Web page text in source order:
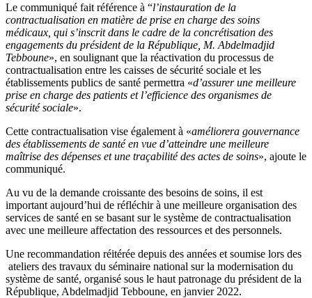
Le communiqué fait référence à “l’instauration de la
contractualisation en matière de prise en charge des soins
médicaux, qui s’inscrit dans le cadre de la concrétisation des
engagements du président de la République, M. Abdelmadjid
Tebboune», en soulignant que la réactivation du processus de
contractualisation entre les caisses de sécurité sociale et les
établissements publics de santé permettra «d’assurer une meilleure
prise en charge des patients et l’efficience des organismes de
sécurité sociale».
Cette contractualisation vise également à «améliorera gouvernance
des établissements de santé en vue d’atteindre une meilleure
maîtrise des dépenses et une traçabilité des actes de soins», ajoute le
communiqué.
Au vu de la demande croissante des besoins de soins, il est
important aujourd’hui de réfléchir à une meilleure organisation des
services de santé en se basant sur le système de contractualisation
avec une meilleure affectation des ressources et des personnels.
Une recommandation réitérée depuis des années et soumise lors des
ateliers des travaux du séminaire national sur la modernisation du
système de santé, organisé sous le haut patronage du président de la
République, Abdelmadjid Tebboune, en janvier 2022.